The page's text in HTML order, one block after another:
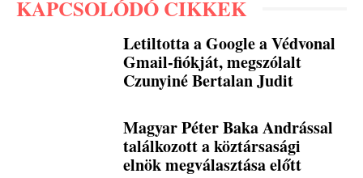
KAPCSOLÓDÓ CIKKEK
Letiltotta a Google a Védvonal
Gmail-fiókját, megszólalt
Czunyiné Bertalan Judit
Magyar Péter Baka Andrással
találkozott a köztársasági
elnök megválasztása előtt